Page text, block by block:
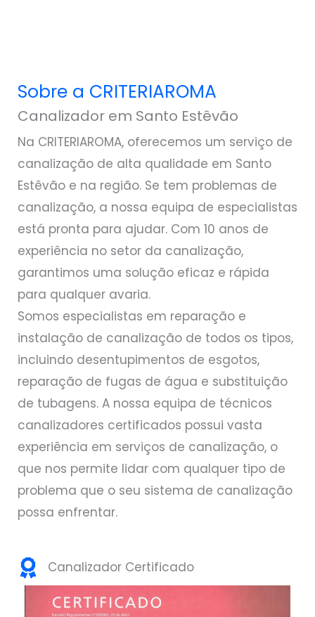
Sobre a CRITERIAROMA
Canalizador em Santo Estêvão
Na CRITERIAROMA, oferecemos um serviço de
canalização de alta qualidade em Santo
Estêvão e na região. Se tem problemas de
canalização, a nossa equipa de especialistas
está pronta para ajudar. Com 10 anos de
experiência no setor da canalização,
garantimos uma solução eficaz e rápida
para qualquer avaria.
Somos especialistas em reparação e
instalação de canalização de todos os tipos,
incluindo desentupimentos de esgotos,
reparação de fugas de água e substituição
de tubagens. A nossa equipa de técnicos
canalizadores certificados possui vasta
experiência em serviços de canalização, o
que nos permite lidar com qualquer tipo de
problema que o seu sistema de canalização
possa enfrentar.
Canalizador Certificado